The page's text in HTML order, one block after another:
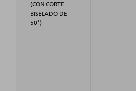
(CON CORTE
BISELADO DE
50°)